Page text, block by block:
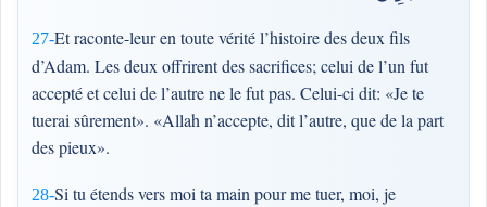
27-Et raconte-leur en toute vérité l’histoire des deux fils
d’Adam. Les deux offrirent des sacrifices; celui de l’un fut
accepté et celui de l’autre ne le fut pas. Celui-ci dit: «Je te
tuerai sûrement». «Allah n’accepte, dit l’autre, que de la part
des pieux».
28-Si tu étends vers moi ta main pour me tuer, moi, je